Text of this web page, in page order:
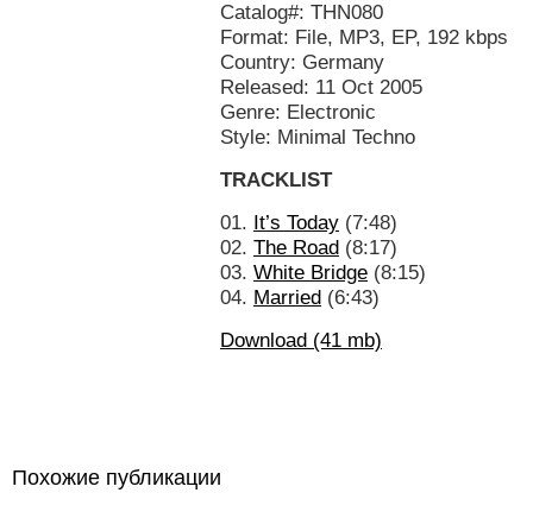
Catalog#: THN080
Format: File, MP3, EP, 192 kbps
Country: Germany
Released: 11 Oct 2005
Genre: Electronic
Style: Minimal Techno
TRACKLIST
01. It’s Today (7:48)
02. The Road (8:17)
03. White Bridge (8:15)
04. Married (6:43)
Download (41 mb)
Похожие публикации